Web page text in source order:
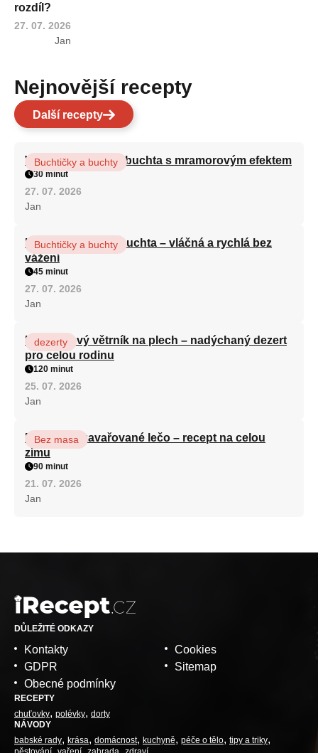
rozdíl?
27. 07. 2026
Jan
Nejnovější recepty
Další recepty
Vláčná olejová litá buchta s mramorovým efektem
Buchtičky a buchty
30 minut
27. 07. 2026
Jan
Hrnková maková buchta – vláčná a rychlá bez
vážení
Buchtičky a buchty
45 minut
27. 07. 2026
Jan
Karamelový větrník na plech – nadýchaný dezert
pro celou rodinu
dezerty
120 minut
25. 07. 2026
Jan
Babiččino zavařované lečo – recept na celou
zimu
Bez masa
90 minut
21. 07. 2026
Jan
DŮLEŽITÉ ODKAZY
Kontakty
GDPR
Obecné podmínky
Cookies
Sitemap
RECEPTY
chuťovky polévky dorty
NÁVODY
babské rady krása domácnost kuchyně péče o tělo tipy a triky